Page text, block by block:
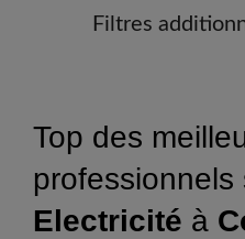
Filtres
Top des
professionnels
Electricité à